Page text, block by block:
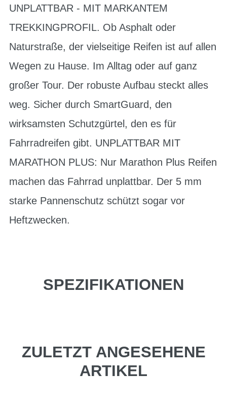
UNPLATTBAR - MIT MARKANTEM
TREKKINGPROFIL. Ob Asphalt oder
Naturstraße, der vielseitige Reifen ist auf allen
Wegen zu Hause. Im Alltag oder auf ganz
großer Tour. Der robuste Aufbau steckt alles
weg. Sicher durch SmartGuard, den
wirksamsten Schutzgürtel, den es für
Fahrradreifen gibt. UNPLATTBAR MIT
MARATHON PLUS: Nur Marathon Plus Reifen
machen das Fahrrad unplattbar. Der 5 mm
starke Pannenschutz schützt sogar vor
Heftzwecken.
SPEZIFIKATIONEN
ZULETZT ANGESEHENE
ARTIKEL